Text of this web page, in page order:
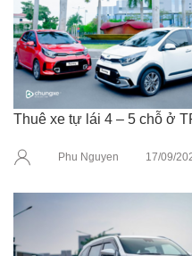
Thuê xe tự lái 4 – 5 chỗ ở
Phu Nguyen 17/09/